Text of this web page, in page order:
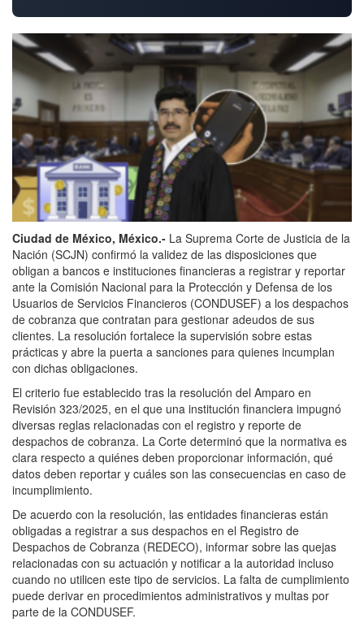
Ciudad de México, México.- La Suprema Corte de Justicia de la
Nación (SCJN) confirmó la validez de las disposiciones que
obligan a bancos e instituciones financieras a registrar y reportar
ante la Comisión Nacional para la Protección y Defensa de los
Usuarios de Servicios Financieros (CONDUSEF) a los despachos
de cobranza que contratan para gestionar adeudos de sus
clientes. La resolución fortalece la supervisión sobre estas
prácticas y abre la puerta a sanciones para quienes incumplan
con dichas obligaciones.
El criterio fue establecido tras la resolución del Amparo en
Revisión 323/2025, en el que una institución financiera impugnó
diversas reglas relacionadas con el registro y reporte de
despachos de cobranza. La Corte determinó que la normativa es
clara respecto a quiénes deben proporcionar información, qué
datos deben reportar y cuáles son las consecuencias en caso de
incumplimiento.
De acuerdo con la resolución, las entidades financieras están
obligadas a registrar a sus despachos en el Registro de
Despachos de Cobranza (REDECO), informar sobre las quejas
relacionadas con su actuación y notificar a la autoridad incluso
cuando no utilicen este tipo de servicios. La falta de cumplimiento
puede derivar en procedimientos administrativos y multas por
parte de la CONDUSEF.